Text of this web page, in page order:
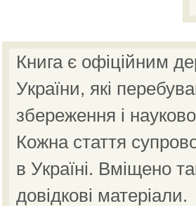
Книга є офіційним
України, які
збереження і
Кожна стаття
в Україні. Вміщено
довідкові матеріали.